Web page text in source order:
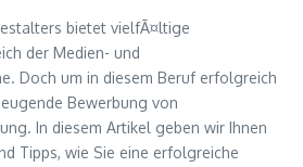
bietet vielfÃ¤ltige
der Medien- und
Doch um in diesem Beruf erfolgreich
Bewerbung von
In diesem Artikel geben wir Ihnen
Tipps, wie Sie eine erfolgreiche